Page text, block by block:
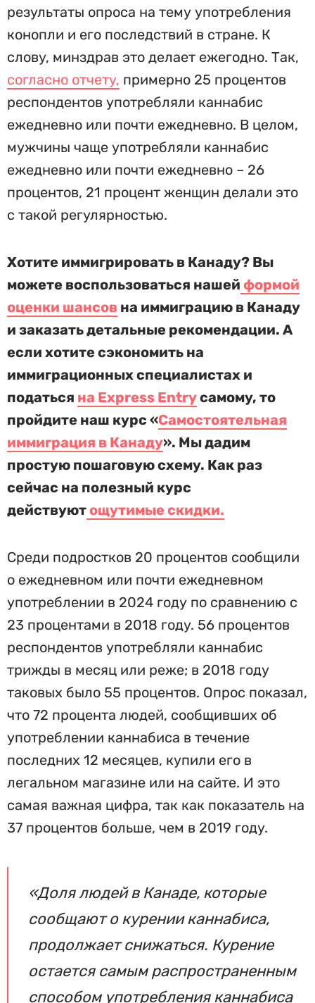
результаты опроса на тему употребления
конопли и его последствий в стране. К
слову, минздрав это делает ежегодно. Так,
согласно отчету, примерно 25 процентов
респондентов употребляли каннабис
ежедневно или почти ежедневно. В целом,
мужчины чаще употребляли каннабис
ежедневно или почти ежедневно – 26
процентов, 21 процент женщин делали это
с такой регулярностью.
Хотите иммигрировать в Канаду? Вы
можете воспользоваться нашей формой
оценки шансов на иммиграцию в Канаду
и заказать детальные рекомендации. А
если хотите сэкономить на
иммиграционных специалистах и
податься на Express Entryсамому, то
пройдите наш курс «Самостоятельная
иммиграция в Канаду». Мы дадим
простую пошаговую схему. Как раз
сейчас на полезный курс
действуютощутимые скидки.
Среди подростков 20 процентов сообщили
о ежедневном или почти ежедневном
употреблении в 2024 году по сравнению с
23 процентами в 2018 году. 56 процентов
респондентов употребляли каннабис
трижды в месяц или реже; в 2018 году
таковых было 55 процентов. Опрос показал,
что 72 процента людей, сообщивших об
употреблении каннабиса в течение
последних 12 месяцев, купили его в
легальном магазине или на сайте. И это
самая важная цифра, так как показатель на
37 процентов больше, чем в 2019 году.
«Доля людей в Канаде, которые
сообщают о курении каннабиса,
продолжает снижаться. Курение
остается самым распространенным
способом употребления каннабиса